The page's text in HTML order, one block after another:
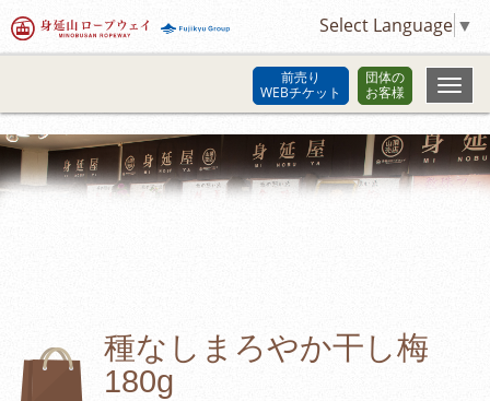
Select Language ▼
前売り
WEBチケット
団体の
お客様
種なしまろやか干し梅
180g